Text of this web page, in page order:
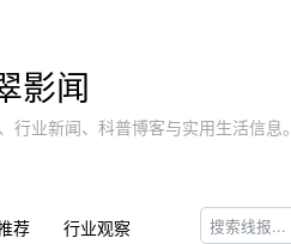
影闻
行业新闻、科普博客与实用生活信息
荐 行业观察